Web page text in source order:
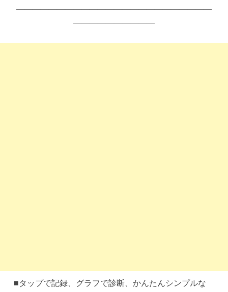
————————————————————————
——————————
■タップで記録、グラフで診断、かんたんシンプルな